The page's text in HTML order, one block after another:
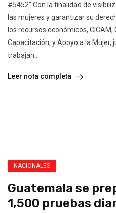
#5452” Con la finalidad de
las mujeres y garantizar su
los recursos económicos,
Capacitación, y Apoyo a la Mujer,
trabajan...
Leer nota completa
NACIONALES
Guatemala se
1,500 pruebas